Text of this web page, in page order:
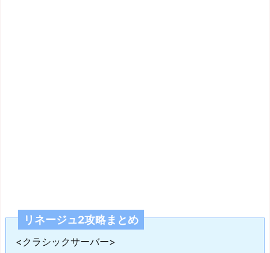
リネージュ2攻略まとめ
<クラシックサーバー>